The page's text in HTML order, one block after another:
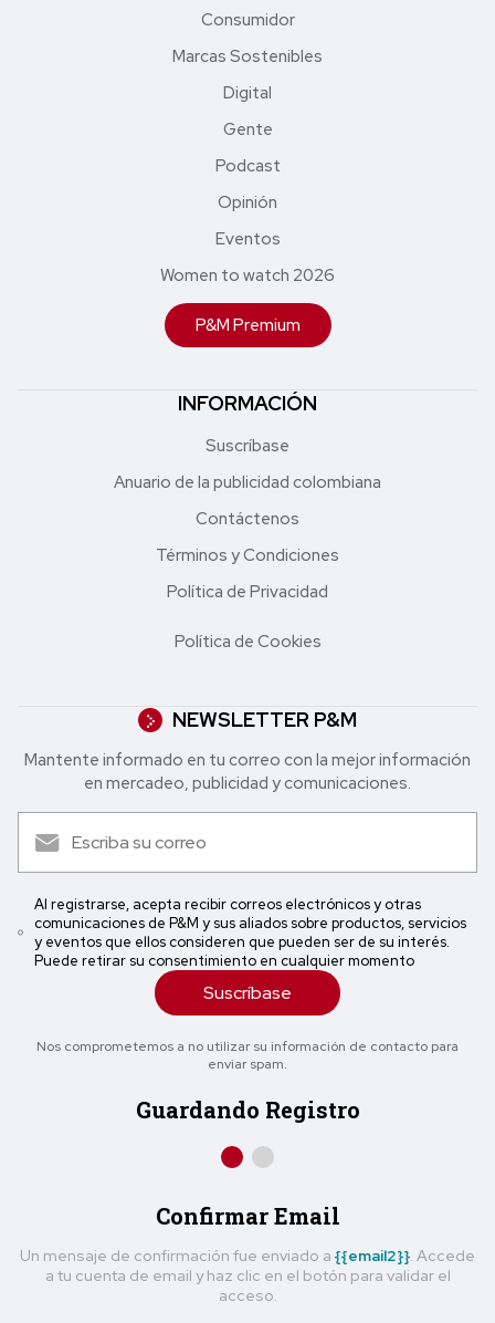
Consumidor
Marcas Sostenibles
Digital
Gente
Podcast
Opinión
Eventos
Women to watch 2026
P&M Premium
INFORMACIÓN
Suscríbase
Anuario de la publicidad colombiana
Contáctenos
Términos y Condiciones
Política de Privacidad
Política de Cookies
NEWSLETTER P&M
Mantente informado en tu correo con la mejor in formación
en mercadeo, publicidad y comunicaciones.
Al registrarse, acepta recibir correos electrónicos y otras
comunicaciones de P&M y sus aliados sobre productos, servicios
y eventos que ellos consideren que pueden ser de su interés.
Puede retirar su consentimiento en cualquier momento
Suscríbase
Nos comprometemos a no utilizar su información de contacto para
enviar spam.
Guardando Registro
Confirmar Email
Un mensaje de confirmación fue enviado a {{email2}} . Accede
a tu cuenta de email y haz clic en el botón para validar el
acceso.